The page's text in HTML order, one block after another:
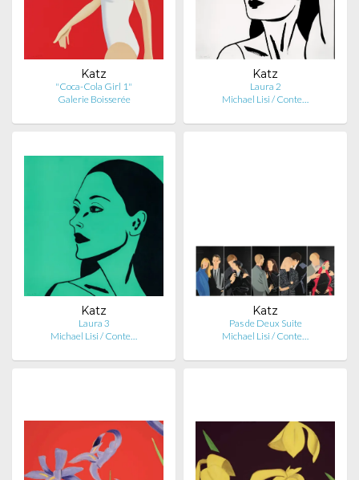
Katz
"Coca-Cola Girl 1"
Galerie Boisserée
Katz
Laura 2
Michael Lisi / Conte…
Katz
Laura 3
Michael Lisi / Conte…
Katz
Pas de Deux Suite
Michael Lisi / Conte…